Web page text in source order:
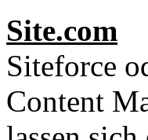
Site.com
Siteforce
Content